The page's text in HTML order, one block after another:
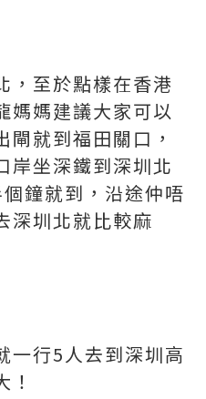
，至於點樣在香港
媽媽建議大家可以
就到福田關口，
岸坐深鐵到深圳北
鐘就到，沿途仲唔
深圳北就比較麻
一行5人去到深圳高